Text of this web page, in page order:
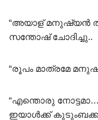
“അയാള് മനുഷ്യൻ
സന്തോഷ്‌ ചോദിച്ചു..
“രൂപം മാത്രമേ
“എന്തൊരു നോട്ടമാ…
ഇയാൾക്ക്